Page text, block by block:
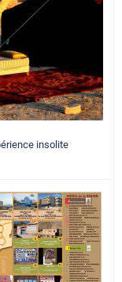
insolite